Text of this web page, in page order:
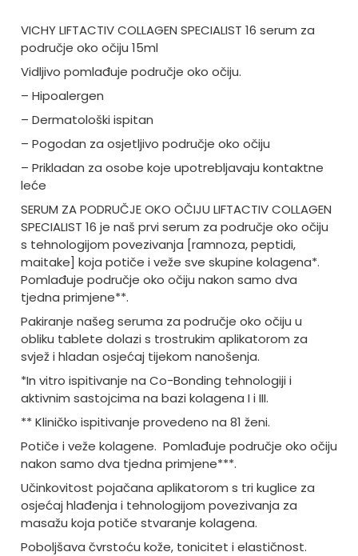
VICHY LIFTACTIV COLLAGEN SPECIALIST 16 serum za
područje oko očiju 15ml
Vidljivo pomlađuje područje oko očiju.
– Hipoalergen
– Dermatološki ispitan
– Pogodan za osjetljivo područje oko očiju
– Prikladan za osobe koje upotrebljavaju kontaktne
leće
SERUM ZA PODRUČJE OKO OČIJU LIFTACTIV COLLAGEN
SPECIALIST 16 je naš prvi serum za područje oko očiju
s tehnologijom povezivanja [ramnoza, peptidi,
maitake] koja potiče i veže sve skupine kolagena*.
Pomlađuje područje oko očiju nakon samo dva
tjedna primjene**.
Pakiranje našeg seruma za područje oko očiju u
obliku tablete dolazi s trostrukim aplikatorom za
svjež i hladan osjećaj tijekom nanošenja.
*In vitro ispitivanje na Co-Bonding tehnologiji i
aktivnim sastojcima na bazi kolagena I i III.
** Kliničko ispitivanje provedeno na 81 ženi.
Potiče i veže kolagene. Pomlađuje područje oko očiju
nakon samo dva tjedna primjene***.
Učinkovitost pojačana aplikatorom s tri kuglice za
osjećaj hlađenja i tehnologijom povezivanja za
masažu koja potiče stvaranje kolagena.
Poboljšava čvrstoću kože, tonicitet i elastičnost.